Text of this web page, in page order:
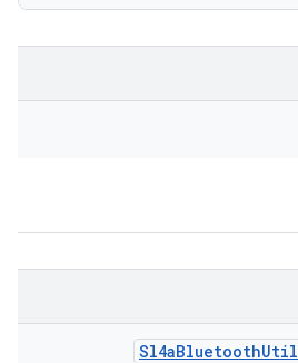
Sl4aBluetoothUtil